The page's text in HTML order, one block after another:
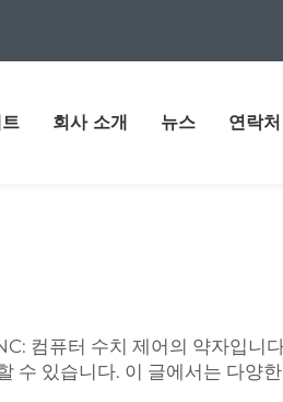
회사 소개 뉴스 연락처
컴퓨터 수치 제어의 약자입니
수 있습니다. 이 글에서는 다양